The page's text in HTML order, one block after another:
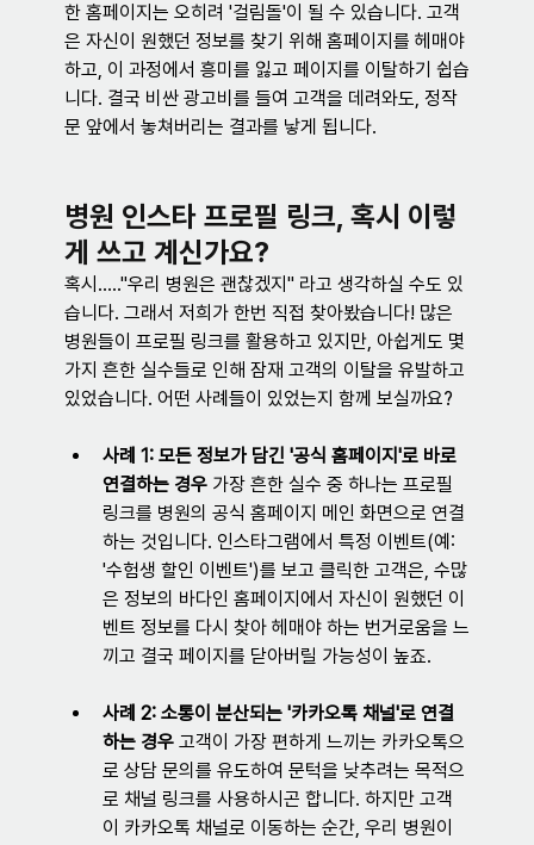
한 홈페이지는 오히려 '걸림돌'이 될 수 있습니다. 고객
은 자신이 원했던 정보를 찾기 위해 홈페이지를 헤매야
하고, 이 과정에서 흥미를 잃고 페이지를 이탈하기 쉽습
니다. 결국 비싼 광고비를 들여 고객을 데려와도, 정작
문 앞에서 놓쳐버리는 결과를 낳게 됩니다.
병원 인스타 프로필 링크, 혹시 이렇
게 쓰고 계신가요?
혹시….."우리 병원은 괜찮겠지" 라고 생각하실 수도 있
습니다. 그래서 저희가 한번 직접 찾아봤습니다! 많은
병원들이 프로필 링크를 활용하고 있지만, 아쉽게도 몇
가지 흔한 실수들로 인해 잠재 고객의 이탈을 유발하고
있었습니다. 어떤 사례들이 있었는지 함께 보실까요?
사례 1: 모든 정보가 담긴 '공식 홈페이지'로 바로
연결하는 경우 가장 흔한 실수 중 하나는 프로필
링크를 병원의 공식 홈페이지 메인 화면으로 연결
하는 것입니다. 인스타그램에서 특정 이벤트(예:
'수험생 할인 이벤트')를 보고 클릭한 고객은, 수많
은 정보의 바다인 홈페이지에서 자신이 원했던 이
벤트 정보를 다시 찾아 헤매야 하는 번거로움을 느
끼고 결국 페이지를 닫아버릴 가능성이 높죠.
사례 2: 소통이 분산되는 '카카오톡 채널'로 연결
하는 경우 고객이 가장 편하게 느끼는 카카오톡으
로 상담 문의를 유도하여 문턱을 낮추려는 목적으
로 채널 링크를 사용하시곤 합니다. 하지만 고객
이 카카오톡 채널로 이동하는 순간, 우리 병원이